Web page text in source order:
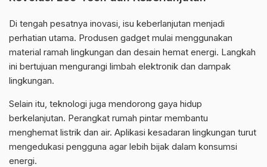
Di tengah pesatnya inovasi, isu keberlanjutan menjadi
perhatian utama. Produsen gadget mulai menggunakan
material ramah lingkungan dan desain hemat energi. Langkah
ini bertujuan mengurangi limbah elektronik dan dampak
lingkungan.
Selain itu, teknologi juga mendorong gaya hidup
berkelanjutan. Perangkat rumah pintar membantu
menghemat listrik dan air. Aplikasi kesadaran lingkungan turut
mengedukasi pengguna agar lebih bijak dalam konsumsi
energi.